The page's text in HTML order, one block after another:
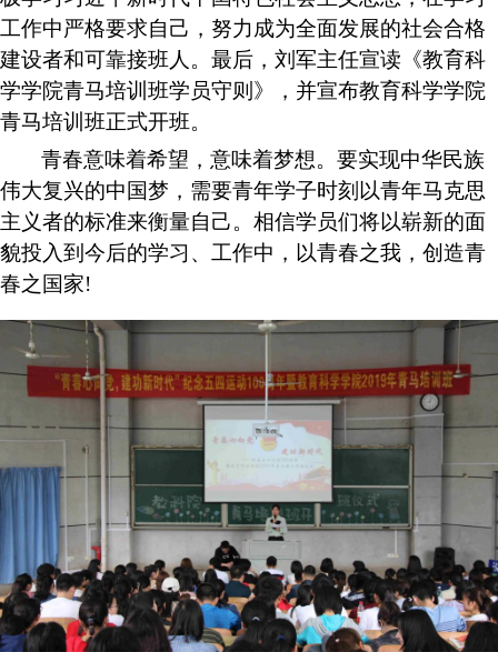
工作中严格要求自己，努力成为全面发展的社会合格
建设者和可靠接班人。 最后 ，刘军主任宣读《教育科
学学院青马培训班学员守则》，并宣布教育科学学院
青马培训班正式开班。
青春意味着希望，意味着梦想。要实现中华民族
伟大复兴的中国梦，需要青年学子时刻以青年马克思
主义者的标准来衡量自己。 相信学员们将以崭新的面
貌投入到今后的学习 、工作中， 以青春之我，创造青
春之国家!